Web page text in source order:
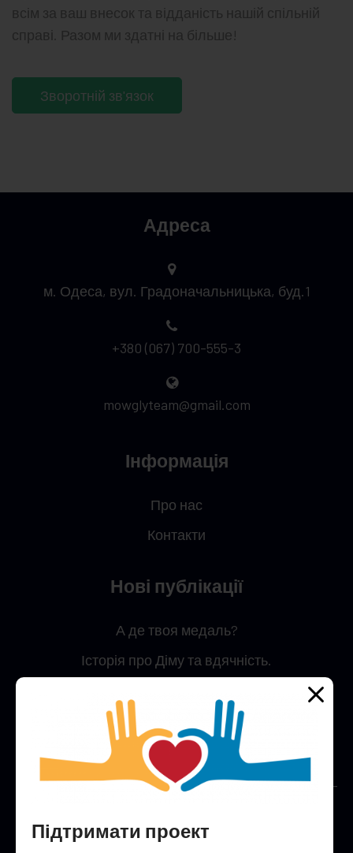
всім за ваш внесок та відданість нашій спільній
справі. Разом ми здатні на більше!
Зворотній зв'язок
Адреса
м. Одеса, вул. Градоначальницька, буд.1
+380 (067) 700-555-3
mowglyteam@gmail.com
Інформація
Про нас
Контакти
Нові публікації
А де твоя медаль?
Історія про Діму та вдячність.
Анонси подій
Конкурс малюнку крейдою на асфальті “Україна –
Гостинна юрта незламності
Підтримати проект